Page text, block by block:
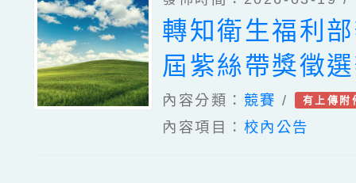
轉知衛生福利
屆紫絲帶獎徵
關文件
內容分類： 競賽 / 有上傳附
內容項目： 校內公告